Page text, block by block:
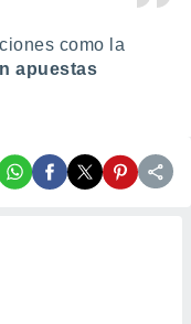
como la
apuestas